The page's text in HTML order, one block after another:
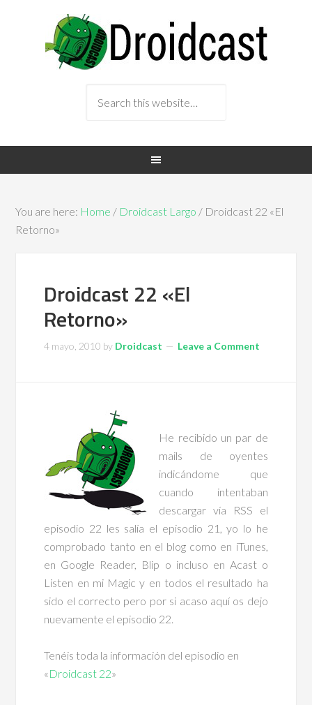
You are here: Home / Droidcast Largo / Droidcast 22 «El
Retorno»
Droidcast 22 «El
Retorno»
4 mayo, 2010 by Droidcast Leave a Comment
He recibido un par de
mails de oyentes
indicándome que
cuando intentaban
descargar vía RSS el
episodio 22 les salía el episodio 21, yo lo he
comprobado tanto en el blog como en iTunes,
en Google Reader, Blip o incluso en Acast o
Listen en mi Magic y en todos el resultado ha
sido el correcto pero por si acaso aquí os dejo
nuevamente el episodio 22.
Tenéis toda la información del episodio en
«Droidcast 22»